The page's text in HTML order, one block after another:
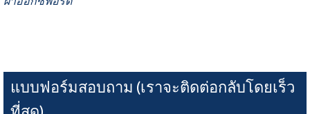
แบบฟอร์มสอบถาม (เราจะติดต่อกลับโดยเร็ว